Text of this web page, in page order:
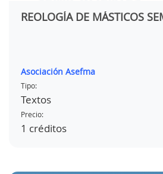
REOLOGÍA DE MÁSTICOS
Asociación Asefma
Tipo:
Textos
Precio:
1 créditos